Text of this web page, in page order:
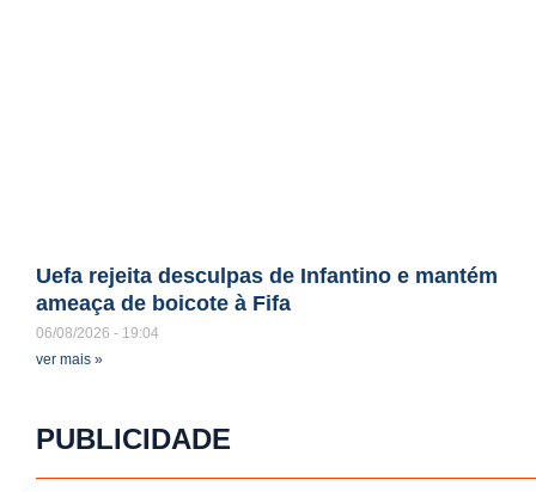
Uefa rejeita desculpas de Infantino e mantém
ameaça de boicote à Fifa
06/08/2026
19:04
ver mais »
PUBLICIDADE